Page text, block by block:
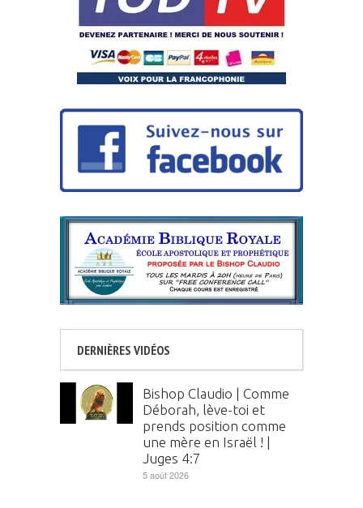
DERNIÈRES VIDÉOS
Bishop Claudio | Comme
Déborah, lève-toi et
prends position comme
une mère en Israël ! |
Juges 4:7
5 août 2026